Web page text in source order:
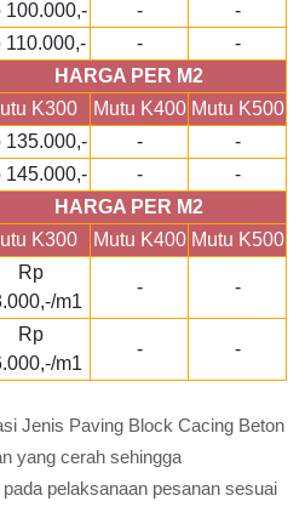
100.000,- -
-
110.000,- - -
HARGA PER M2
K300
Mutu K400 Mutu K500
135.000,- -
-
145.000,- - -
HARGA PER M2
K300
Mutu K400 Mutu K500
Rp
m1
- -
Rp
m1
- -
Jenis Paving Block Cacing Beton
yang cerah sehingga
pelaksanaan pesanan sesuai